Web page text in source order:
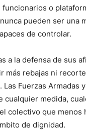
o
pueden ser una
de controlar.
a la defensa de sus
más rebajas ni
Fuerzas Armadas
cualquier medida,
colectivo que menos
de dignidad.